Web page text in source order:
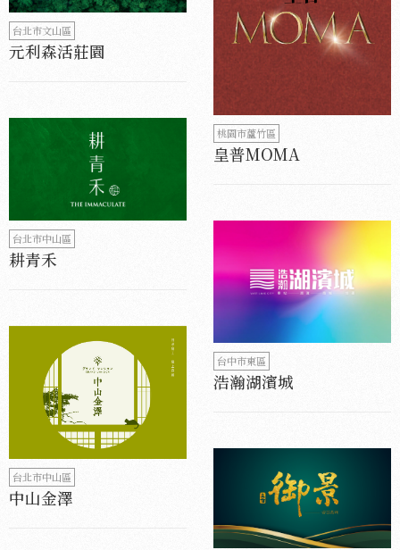
台北市文山區
元利森活莊園
台北市中山區
耕青禾
台北市中山區
中山金澤
桃園市蘆竹區
皇普MOMA
台中市東區
浩瀚湖濱城